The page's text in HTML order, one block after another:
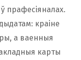
прафесіяналах.
краіне
а ваенныя
карты